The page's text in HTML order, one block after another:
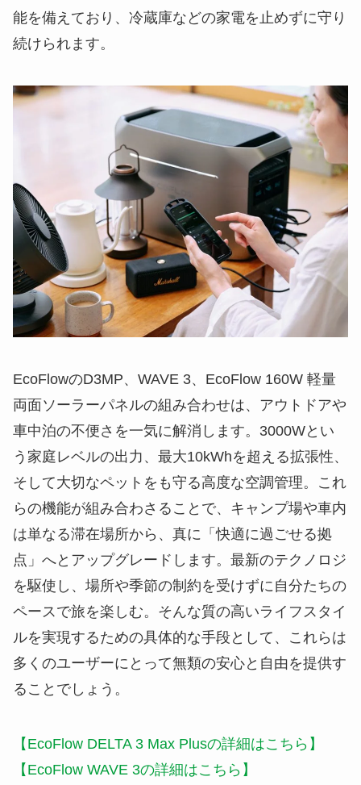
能を備えており、冷蔵庫などの家電を止めずに守り
続けられます。
EcoFlowのD3MP、WAVE 3、EcoFlow 160W 軽量
両面ソーラーパネルの組み合わせは、アウトドアや
車中泊の不便さを一気に解消します。3000Wとい
う家庭レベルの出力、最大10kWhを超える拡張性、
そして大切なペットをも守る高度な空調管理。これ
らの機能が組み合わさることで、キャンプ場や車内
は単なる滞在場所から、真に「快適に過ごせる拠
点」へとアップグレードします。最新のテクノロジ
を駆使し、場所や季節の制約を受けずに自分たちの
ペースで旅を楽しむ。そんな質の高いライフスタイ
ルを実現するための具体的な手段として、これらは
多くのユーザーにとって無類の安心と自由を提供す
ることでしょう。
【EcoFlow DELTA 3 Max Plusの詳細はこちら】
【EcoFlow WAVE 3の詳細はこちら】